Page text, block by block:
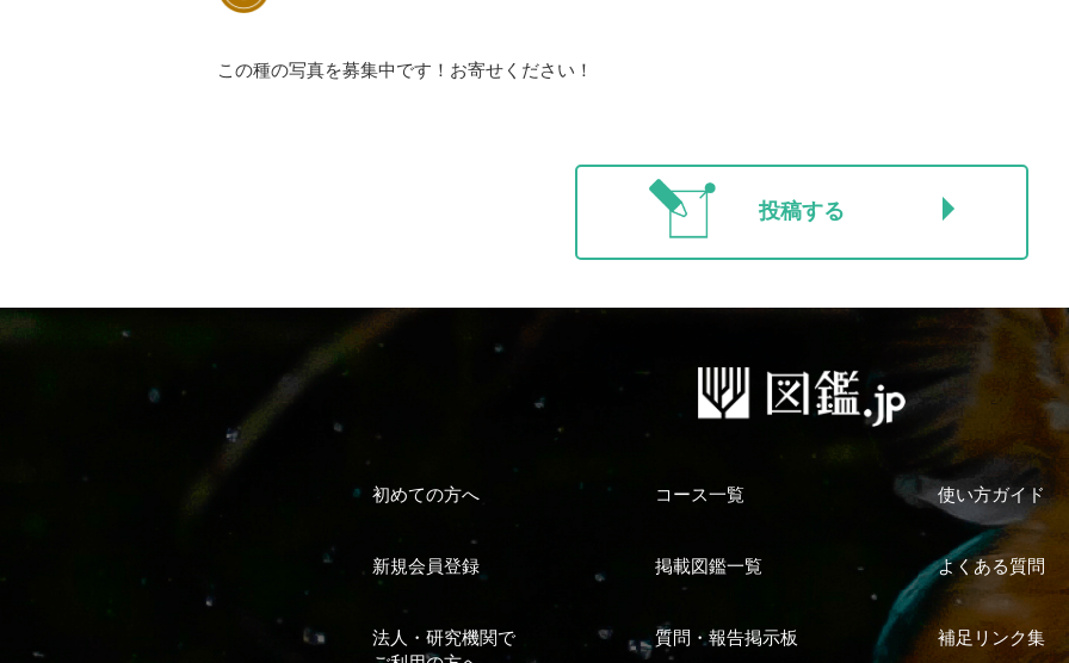
この種の写真を募集中です！お寄せください！
投稿する
初めての方へ コース一覧 使い方ガイド
新規会員登録 掲載図鑑一覧 よくある質問
法人・研究機関で
質問・報告掲示板 補足リンク集